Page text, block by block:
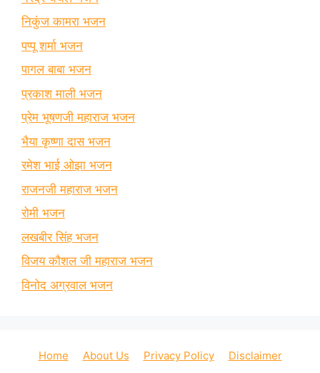
निकुंज कामरा भजन
पप्पू शर्मा भजन
पागल बाबा भजन
प्रकाश माली भजन
प्रेम भूषणजी महाराज भजन
भैया कृष्णा दास भजन
रमेश भाई ओझा भजन
राजनजी महाराज भजन
रोमी भजन
लखबीर सिंह भजन
विजय कौशल जी महाराज भजन
विनोद अग्रवाल भजन
Home About Us Privacy Policy
Disclaimer